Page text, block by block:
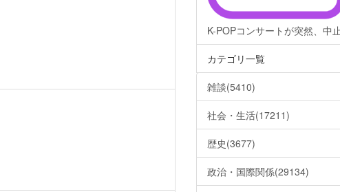
K-POPコンサートが突然、中
カテゴリ一覧
雑談(5410)
社会・生活(17211)
歴史(3677)
政治・国際関係(29134)